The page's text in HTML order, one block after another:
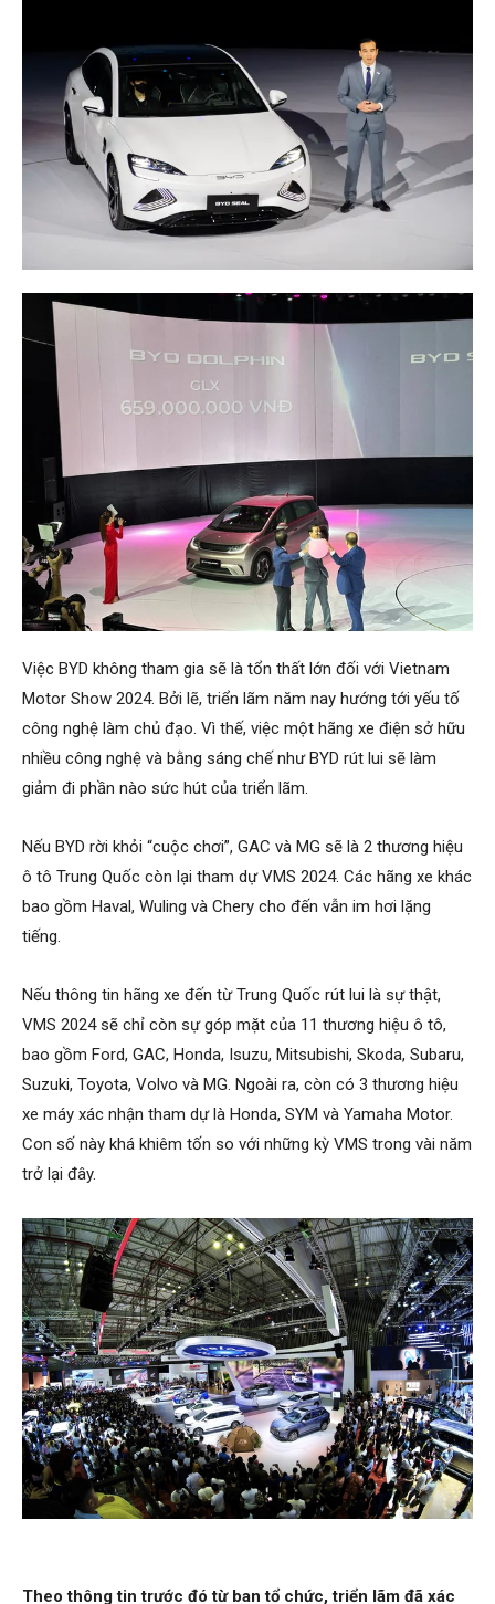
Việc BYD không tham gia sẽ là tổn thất lớn đối với Vietnam
Motor Show 2024. Bởi lẽ, triển lãm năm nay hướng tới yếu tố
công nghệ làm chủ đạo. Vì thế, việc một hãng xe điện sở hữu
nhiều công nghệ và bằng sáng chế như BYD rút lui sẽ làm
giảm đi phần nào sức hút của triển lãm.
Nếu BYD rời khỏi “cuộc chơi”, GAC và MG sẽ là 2 thương hiệu
ô tô Trung Quốc còn lại tham dự VMS 2024. Các hãng xe khác
bao gồm Haval, Wuling và Chery cho đến vẫn im hơi lặng
tiếng.
Nếu thông tin hãng xe đến từ Trung Quốc rút lui là sự thật,
VMS 2024 sẽ chỉ còn sự góp mặt của 11 thương hiệu ô tô,
bao gồm Ford, GAC, Honda, Isuzu, Mitsubishi, Skoda, Subaru,
Suzuki, Toyota, Volvo và MG. Ngoài ra, còn có 3 thương hiệu
xe máy xác nhận tham dự là Honda, SYM và Yamaha Motor.
Con số này khá khiêm tốn so với những kỳ VMS trong vài năm
trở lại đây.
Theo thông tin trước đó từ ban tổ chức, triển lãm đã xác